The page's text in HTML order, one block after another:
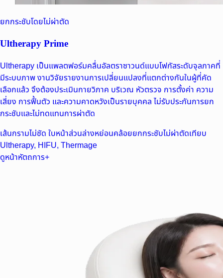
ยกกระชับโดยไม่ผ่าตัด
Ultherapy Prime
Ultherapy เป็นแพลตฟอร์มคลื่นอัลตราซาวนด์แบบโฟกัสระดับจุลภาคที่
มีระบบภาพ งานวิจัยรายงานการเปลี่ยนแปลงที่แตกต่างกันในผู้ที่คัด
เลือกแล้ว จึงต้องประเมินกายวิภาค บริเวณ หัวตรวจ การตั้งค่า ความ
เสี่ยง การฟื้นตัว และความคาดหวังเป็นรายบุคคล ไม่รับประกันการยก
กระชับและไม่ทดแทนการผ่าตัด
เส้นกรามไม่ชัด ใบหน้าส่วนล่างหย่อนคล้อยยกกระชับไม่ผ่าตัดเทียบ
Ultherapy, HIFU, Thermage
ดูหน้าหัตถการ+